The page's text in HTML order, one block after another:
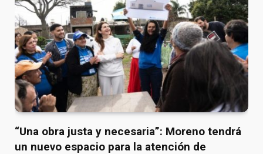
“Una obra justa y necesaria”: Moreno tendrá
un nuevo espacio para la atención de